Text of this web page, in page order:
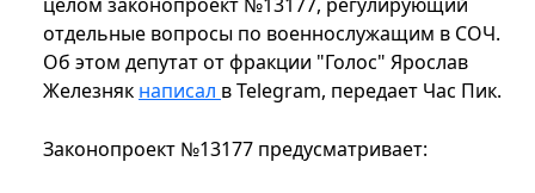
отдельные вопросы по военнослужащим в СОЧ.
Об этом депутат от фракции "Голос" Ярослав
Железняк написал в Telegram, передает Час Пик.
Законопроект №13177 предусматривает: